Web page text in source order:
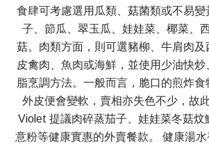
食肆可考慮選用瓜類、菇菌類或不易
子、節瓜、翠玉瓜、娃娃菜、椰菜、
菇。肉類方面，則可選豬柳、牛肩肉
皮禽肉、魚肉或海鮮，並使用少油快
脂烹調方法。一般而言，脆口的煎炸食
外皮便會變軟，賣相亦失色不少，故
Violet 提議肉碎蒸茄子、娃娃菜冬菇炆
意粉等健康實惠的外賣餐款。 健康湯水